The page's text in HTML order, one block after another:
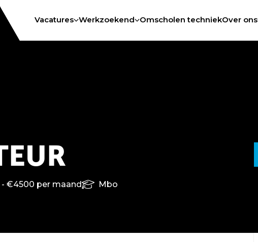
Vacatures Werkzoekend Omscholen techniekOver ons
€4500 per maand Mbo